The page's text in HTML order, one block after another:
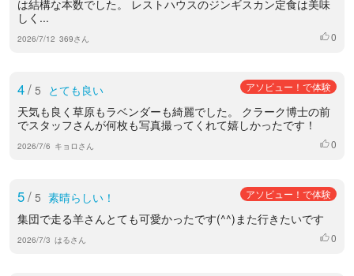
は結構な本数でした。 レストハウスのジンギスカン定食は美味
しく...
2026/7/12 369さん いいね
0
4/ 5 とても良い アソビュー！で体験
天気も良く草原もラベンダーも綺麗でした。 クラーク博士の前
でスタッフさんが何枚も写真撮ってくれて嬉しかったです！
2026/7/6 キョロさん いいね
0
5/ 5 素晴らしい！ アソビュー！で体験
集団で走る羊さんとても可愛かったです(^^)また行きたいです
2026/7/3 はるさん いいね
0